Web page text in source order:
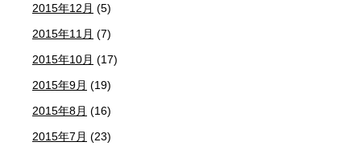
2015年12月 (5)
2015年11月 (7)
2015年10月 (17)
2015年9月 (19)
2015年8月 (16)
2015年7月 (23)